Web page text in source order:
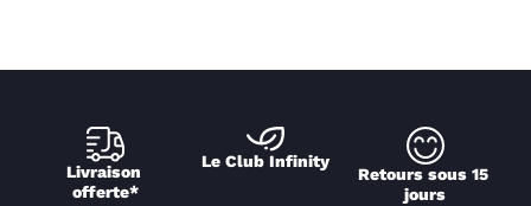
Livraison
offerte*
Le Club Infinity
Retours sous 15
jours